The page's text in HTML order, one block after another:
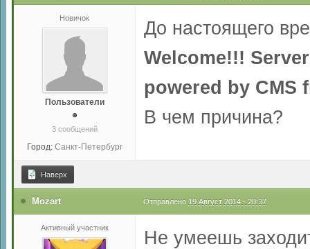
Новичок
Пользователи
3 сообщений
Город: Санкт-Петербург
До настоящего
Welcome!!!
powered by CMS
В чем причина?
Наверх
Mozart Отправлено 19 Август 2014 - 20:37
Активный участник Не умеешь